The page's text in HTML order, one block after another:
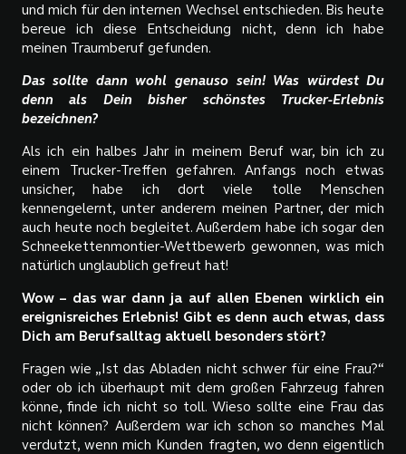
und mich für den internen Wechsel entschieden. Bis heute
bereue ich diese Entscheidung nicht, denn ich habe
meinen Traumberuf gefunden.
Das sollte dann wohl genauso sein! Was würdest Du
denn als Dein bisher schönstes Trucker-Erlebnis
bezeichnen?
Als ich ein halbes Jahr in meinem Beruf war, bin ich zu
einem Trucker-Treffen gefahren. Anfangs noch etwas
unsicher, habe ich dort viele tolle Menschen
kennengelernt, unter anderem meinen Partner, der mich
auch heute noch begleitet. Außerdem habe ich sogar den
Schneekettenmontier-Wettbewerb gewonnen, was mich
natürlich unglaublich gefreut hat!
Wow – das war dann ja auf allen Ebenen wirklich ein
ereignisreiches Erlebnis! Gibt es denn auch etwas, dass
Dich am Berufsalltag aktuell besonders stört?
Fragen wie „Ist das Abladen nicht schwer für eine Frau?“
oder ob ich überhaupt mit dem großen Fahrzeug fahren
könne, finde ich nicht so toll. Wieso sollte eine Frau das
nicht können? Außerdem war ich schon so manches Mal
verdutzt, wenn mich Kunden fragten, wo denn eigentlich